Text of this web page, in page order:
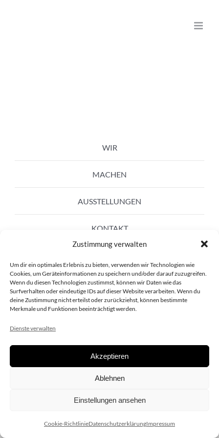
Zustimmung verwalten
Um dir ein optimales Erlebnis zu bieten, verwenden wir Technologien wie
Cookies, um Geräteinformationen zu speichern und/oder darauf zuzugreifen.
Wenn du diesen Technologien zustimmst, können wir Daten wie das
Surfverhalten oder eindeutige IDs auf dieser Website verarbeiten. Wenn du
deine Zustimmung nicht erteilst oder zurückziehst, können bestimmte
Merkmale und Funktionen beeinträchtigt werden.
Dienste verwalten
Akzeptieren
Ablehnen
Einstellungen ansehen
Cookie-RichtlinieDatenschutzerklärungImpressum
WIR
MACHEN
AUSSTELLUNGEN
KONTAKT
Copyright 2020 dieSCHAUsteller.at |Datenschützerklärung|
| Design:www.ARGEntur.at